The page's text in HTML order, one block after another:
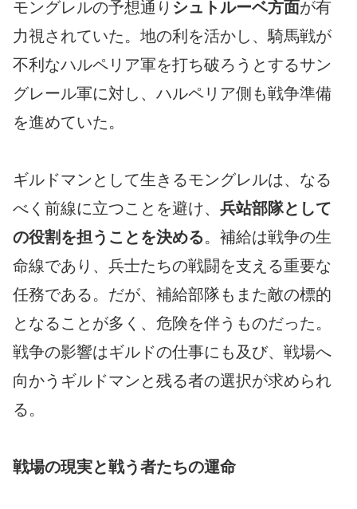
モングレルの予想通り シュトルーベ方面が有
力視されていた。地の利を活かし、騎馬戦が
不利なハルペリア軍を打ち破ろうとするサン
グレール軍に対し、ハルペリア側も戦争準備
を進めていた。
ギルドマンとして生きるモングレルは、なる
べく前線に立つことを避け、 兵站部隊として
の役割を担うことを決める。補給は戦争の生
命線であり、兵士たちの戦闘を支える重要な
任務である。だが、補給部隊もまた敵の標的
となることが多く、危険を伴うものだった。
戦争の影響はギルドの仕事にも及び、戦場へ
向かうギルドマンと残る者の選択が求められ
る。
戦場の現実と戦う者たちの運命